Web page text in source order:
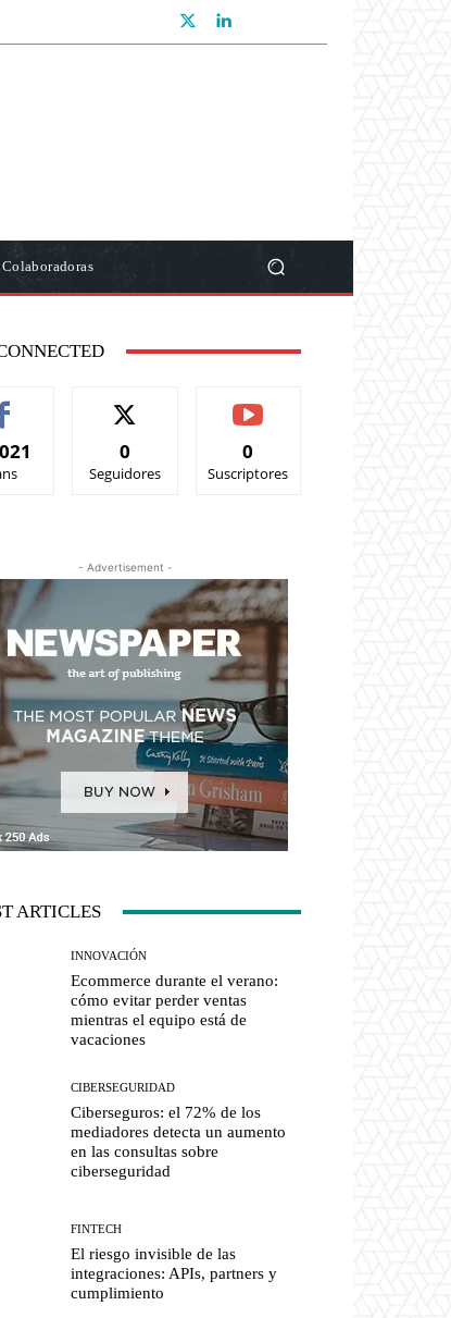
Colaboradoras
0
Seguidores
0
Suscriptores
- Advertisement -
ARTICLES
INNOVACIÓN
Ecommerce durante el verano:
cómo evitar perder ventas
mientras el equipo está de
vacaciones
CIBERSEGURIDAD
Ciberseguros: el 72% de los
mediadores detecta un aumento
en las consultas sobre
ciberseguridad
FINTECH
El riesgo invisible de las
integraciones: APIs, partners y
cumplimiento